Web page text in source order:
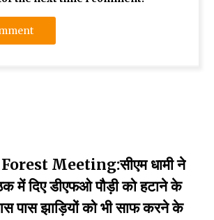
Meeting:सीएम धामी ने
में दिए डीएफओ पौड़ी को हटाने के
पास झाड़ियों को भी साफ करने के